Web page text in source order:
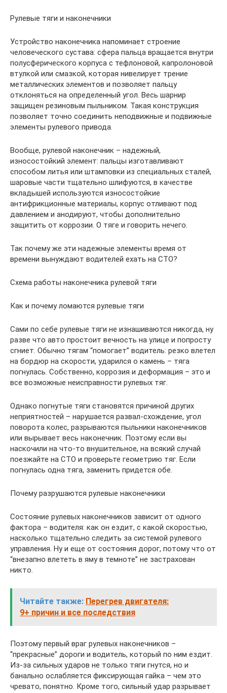
Рулевые тяги и наконечники
Устройство наконечника напоминает строение
человеческого сустава: сфера пальца вращается внутри
полусферического корпуса с тефлоновой, капролоновой
втулкой или смазкой, которая нивелирует трение
металлических элементов и позволяет пальцу
отклоняться на определенный угол. Весь шарнир
защищен резиновым пыльником. Такая конструкция
позволяет точно соединить неподвижные и подвижные
элементы рулевого привода.
Вообще, рулевой наконечник – надежный,
износостойкий элемент: пальцы изготавливают
способом литья или штамповки из специальных сталей,
шаровые части тщательно шлифуются, в качестве
вкладышей используются износостойкие
антифрикционные материалы, корпус отливают под
давлением и анодируют, чтобы дополнительно
защитить от коррозии. О тяге и говорить нечего.
Так почему же эти надежные элементы время от
времени вынуждают водителей ехать на СТО?
Схема работы наконечника рулевой тяги
Как и почему ломаются рулевые тяги
Сами по себе рулевые тяги не изнашиваются никогда, ну
разве что авто простоит вечность на улице и попросту
сгниет. Обычно тягам “помогает” водитель: резко влетел
на бордюр на скорости, ударился о камень – тяга
погнулась. Собственно, коррозия и деформация – это и
все возможные неисправности рулевых тяг.
Однако погнутые тяги становятся причиной других
неприятностей – нарушается развал-схождение, угол
поворота колес, разрываются пыльники наконечников
или вырывает весь наконечник. Поэтому если вы
наскочили на что-то внушительное, на всякий случай
поезжайте на СТО и проверьте геометрию тяг. Если
погнулась одна тяга, заменить придется обе.
Почему разрушаются рулевые наконечники
Состояние рулевых наконечников зависит от одного
фактора – водителя: как он ездит, с какой скоростью,
насколько тщательно следить за системой рулевого
управления. Ну и еще от состояния дорог, потому что от
“внезапно влететь в яму в темноте” не застрахован
никто.
Читайте также: Перегрев двигателя:
9+ причин и все последствия
Поэтому первый враг рулевых наконечников –
“прекрасные” дороги и водитель, который по ним ездит.
Из-за сильных ударов не только тяги гнутся, но и
банально ослабляется фиксирующая гайка – чем это
чревато, понятно. Кроме того, сильный удар разрывает